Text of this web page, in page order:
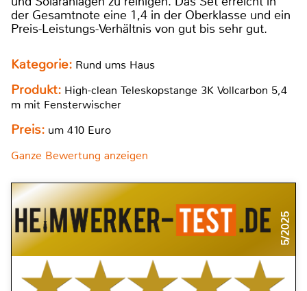
der Gesamtnote eine 1,4 in der Oberklasse und ein
Preis-Leistungs-Verhältnis von gut bis sehr gut.
Kategorie: Rund ums Haus
Produkt: High-clean Teleskopstange 3K Vollcarbon 5,4
m mit Fensterwischer
Preis: um 410 Euro
Ganze Bewertung anzeigen
5/2025